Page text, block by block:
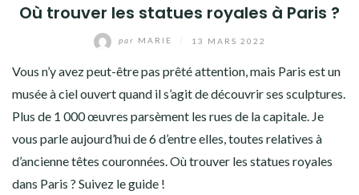
Où trouver les statues royales à Paris ?
par MARIE 13 MARS 2022
Vous n’y avez peut-être pas prêté attention, mais Paris est un
musée à ciel ouvert quand il s’agit de découvrir ses sculptures.
Plus de 1 000 œuvres parsèment les rues de la capitale. Je
vous parle aujourd’hui de 6 d’entre elles, toutes relatives à
d’ancienne têtes couronnées. Où trouver les statues royales
dans Paris ? Suivez le guide !